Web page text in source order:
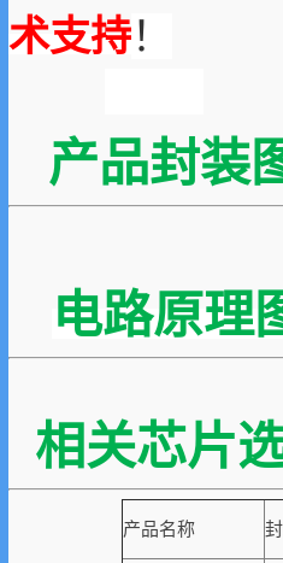
术支持！
产品封装
电路原理
相关芯片
产品名称